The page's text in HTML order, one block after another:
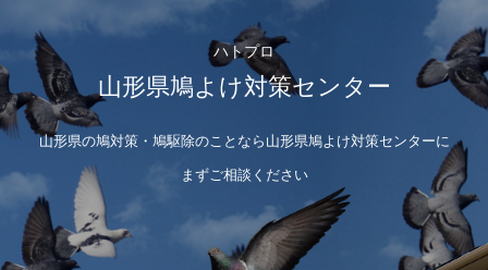
ハトプロ
山形県鳩よけ対策センター
山形県の鳩対策・鳩駆除のことなら山形県鳩よけ対策センターに
まずご相談ください